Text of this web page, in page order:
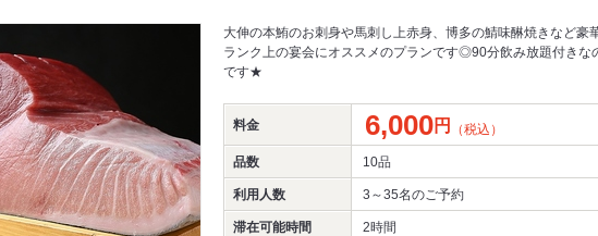
大伸の本鮪のお刺身や馬刺し上赤身、博多の鯖味醂焼きなど豪
ランク上の宴会にオススメのプランです◎90分飲み放題付きな
です★
料金 6,000円 （税込）
品数 10品
利用人数 3～35名のご予約
滞在可能時間 2時間